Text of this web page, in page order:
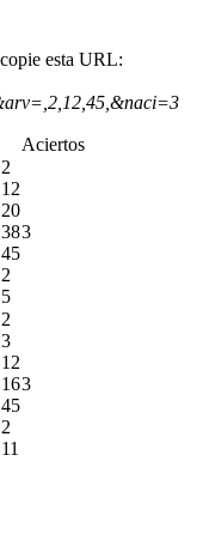
esta URL:
Aciertos
2
12
20
38
45
2
5
3
2
3
12
16
45
2
11
3